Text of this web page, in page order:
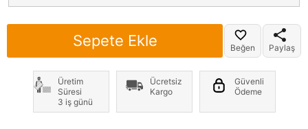
Sepete Ekle Beğen Paylaş
Üretim
Süresi
3 iş günü
Ücretsiz
Kargo
Güvenli
Ödeme